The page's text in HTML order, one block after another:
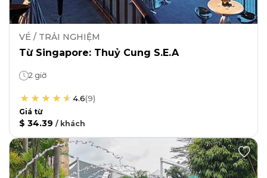
VÉ / TRẢI NGHIỆM
Từ Singapore: Thuỷ Cung S.E.A
2 giờ
4.6(9)
Giá từ
$ 34.39 / khách